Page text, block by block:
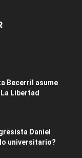
Becerril asume
Libertad
Daniel
universitario?